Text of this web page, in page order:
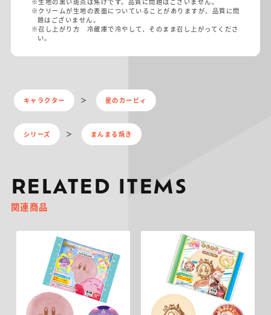
※クリームが生地の表面についていることがありますが、品質に問
題はございません。
※召し上がり方 冷蔵庫で冷やして、そのまま召し上がってくださ
い。
キャラクター 星のカービィ
シリーズ まんまる焼き
RELATED ITEMS
関連商品